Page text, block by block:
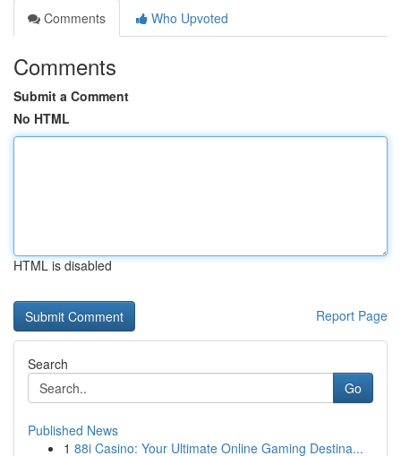
Comments
Who Upvoted
Comments
Submit a Comment
No HTML
HTML is disabled
Report Page
Search
Go
Published News
1 88i Casino: Your Ultimate Online Gaming Destina...